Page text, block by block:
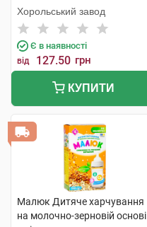
вівсяним, гречаним
борошном з 6 міс. 350 г 1
коробка
Хорольський завод
Є в наявності
від 127.50 грн
КУПИТИ
Малюк Дитяче харчування
на молочно-зерновій основі